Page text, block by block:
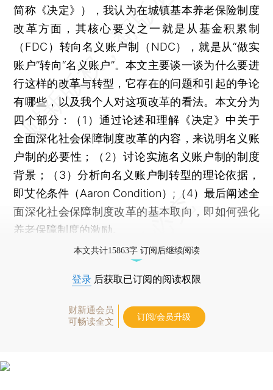
简称《决定》），我认为在城镇基本养老保险制度
改革方面，其核心要义之一就是从基金积累制
（FDC）转向名义账户制（NDC），就是从“做实
账户”转向“名义账户”。本文主要谈一谈为什么要进
行这样的改革与转型，它存在的问题和引起的争论
有哪些，以及我个人对这项改革的看法。本文分为
四个部分：（1）通过论述和理解《决定》中关于
全面深化社会保障制度改革的内容，来说明名义账
户制的必要性；（2）讨论实施名义账户制的制度
背景；（3）分析向名义账户制转型的理论依据，
即艾伦条件（Aaron Condition）;（4）最后阐述全
面深化社会保障制度改革的基本取向，即如何强化
养老保障制度的激励。
本文共计15863字 订阅后继续阅读
登录 后获取已订阅的阅读权限
财新通会员
可畅读全文
订阅/会员升级